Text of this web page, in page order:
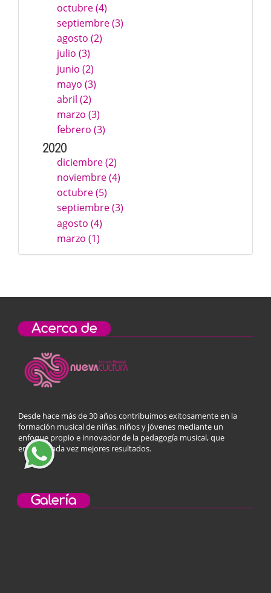
octubre (4)
septiembre (3)
agosto (2)
julio (3)
junio (2)
mayo (3)
abril (2)
marzo (3)
febrero (3)
2020
diciembre (2)
noviembre (4)
octubre (5)
septiembre (3)
agosto (4)
marzo (1)
Acerca de
Desde hace más de 30 años contribuimos exitosamente en la
formación musical de niñas, niños y jóvenes mediante un
enfoque propio e innovador de la pedagogía musical, que
entrega cada vez mejores resultados.
Galería